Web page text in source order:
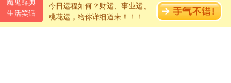
魔鬼辞典
生活笑话
卖了。水晶之恋祝你新年快乐。
[春节]风柔雨润好月圆，半岛铁盒伴身边，每日尽显开心
颜！冬去春来似水如烟，劳碌人生需尽欢！听一曲轻歌，
今日运程如何？财运、事业运、
桃花运，给你详细道来！！！